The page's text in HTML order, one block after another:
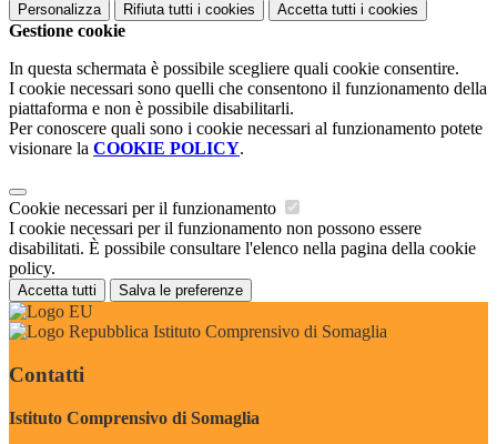
Personalizza Rifiuta tutti i cookies Accetta tutti i cookies
Gestione cookie
In questa schermata è possibile scegliere quali cookie consentire.
I cookie necessari sono quelli che consentono il funzionamento della
piattaforma e non è possibile disabilitarli.
Per conoscere quali sono i cookie necessari al funzionamento potete
visionare la COOKIE POLICY.
Cookie necessari per il funzionamento
I cookie necessari per il funzionamento non possono essere
disabilitati. È possibile consultare l'elenco nella pagina della cookie
policy.
Accetta tutti Salva le preferenze
Istituto Comprensivo di Somaglia
Contatti
Istituto Comprensivo di Somaglia